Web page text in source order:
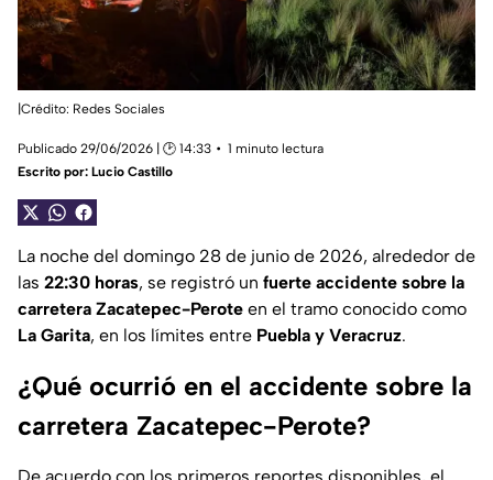
|Crédito: Redes Sociales
Publicado 29/06/2026 | 🕑 14:33
1 minuto lectura
Escrito por: Lucio Castillo
La noche del domingo 28 de junio de 2026, alrededor de
las 22:30 horas, se registró un fuerte accidente sobre la
carretera Zacatepec-Perote en el tramo conocido como
La Garita, en los límites entre Puebla y Veracruz.
¿Qué ocurrió en el accidente sobre la
carretera Zacatepec-Perote?